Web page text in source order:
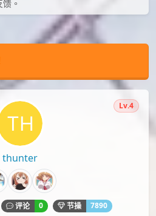
#女の子 #アナスタシア・
ァ(Fate) #アナスタシア #水着
線 #背景 #少女 #風景 #マリ
ター #うちの子 #五等分の花
纸 P站画师
精选壁纸
投稿，转载请注明来源：
意见，仅供参考，如有违规或侵权
馈。